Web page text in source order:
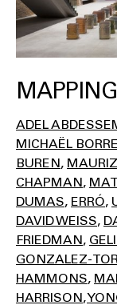
ADEL
MICHAËL
BUREN
CHAPMAN
DUMAS ERRÓ
DAVID WEISS
FRIEDMAN
GONZALEZ-
HAMMONS
HARRISON